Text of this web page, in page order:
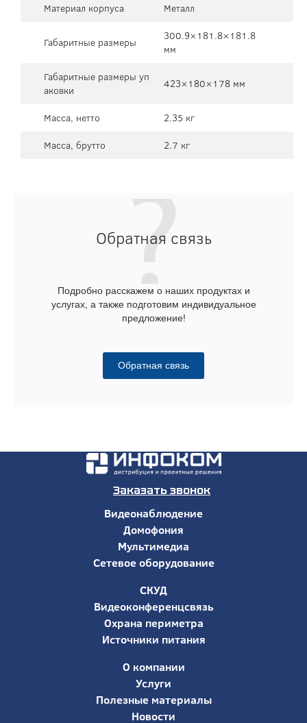
Материал корпуса
Металл
Габаритные размеры
300.9×181.8×181.8
мм
Габаритные размеры уп
аковки
423×180×178 мм
Масса, нетто
2.35 кг
Масса, брутто
2.7 кг
Обратная связь
Подробно расскажем о наших продуктах и
услугах, а также подготовим индивидуальное
предложение!
Обратная связь
Заказать звонок
Видеонаблюдение
Домофония
Мультимедиа
Сетевое оборудование
СКУД
Видеоконференцсвязь
Охрана периметра
Источники питания
О компании
Услуги
Полезные материалы
Новости